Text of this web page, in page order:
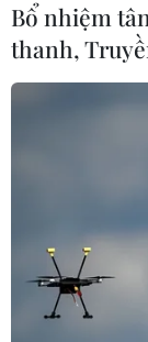
Toàn cảnh
Hạ viện Mỹ,
Bổ nhiệm
thanh,